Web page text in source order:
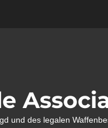
und des legalen